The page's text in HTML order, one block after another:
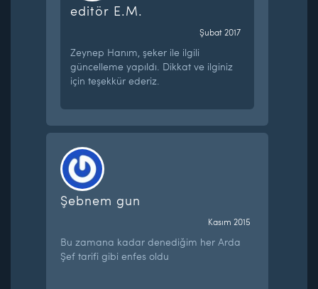
editör E.M.
Şubat 2017
Zeynep Hanım, şeker ile ilgili
güncelleme yapıldı. Dikkat ve ilginiz
için teşekkür ederiz.
Şebnem gun
Kasım 2015
Bu zamana kadar denediğim her Arda
Şef tarifi gibi enfes oldu